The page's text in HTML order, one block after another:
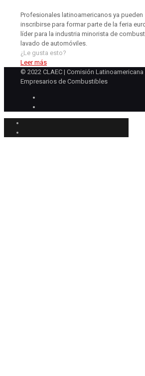
Profesionales latinoamericanos ya pueden
inscribirse para formar parte de la feria
líder para la industria minorista de
lavado de automóviles.
¿Le gusta esto?
Leer más
© 2022 CLAEC | Comisión Latinoamericana
Empresarios de Combustibles